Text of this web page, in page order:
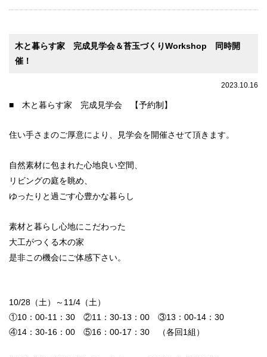
木と暮らす家 完成見学会＆苔玉づくりWorkshop 同時開
催！
2023.10.16
■ 木と暮らす家 完成見学会 【予約制】
住い手さまのご厚意により、見学会を開催させて頂きます。
自然素材に包まれた心地良い空間、
リビングの庭を眺め、
ゆったりと過ごす心豊かな暮らし
素材と暮らし心地にこだわった
大工がつくる木の家
是非この機会にご体感下さい。
10/28（土）～11/4（土）
①10：00-11：30 ②11：30-13：00 ③13：00-14：30
④14：30-16：00 ⑤16：00-17：30 （各回1組）